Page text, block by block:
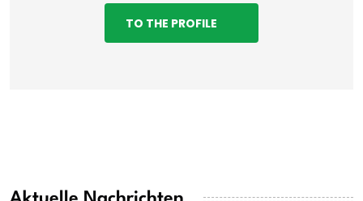
TO THE PROFILE